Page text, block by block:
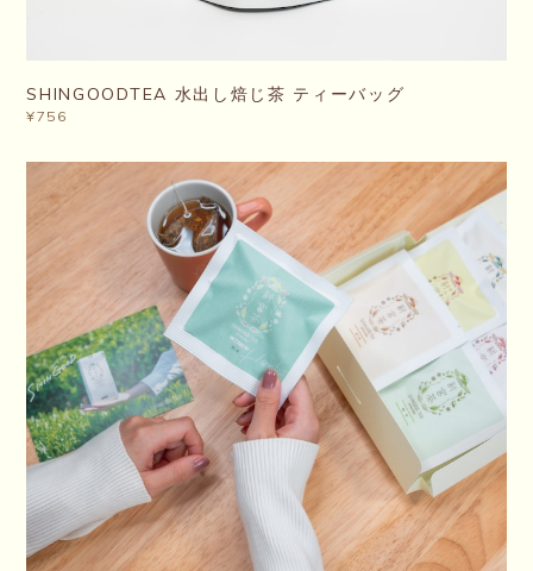
SHINGOODTEA 水出し焙じ茶 ティーバッグ
¥756